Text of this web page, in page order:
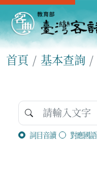
首頁 基本查詢
詞目音讀 對應國語